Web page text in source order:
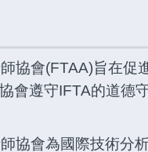
協會(FTAA)旨在促
會遵守IFTA的道德
協會為國際技術分